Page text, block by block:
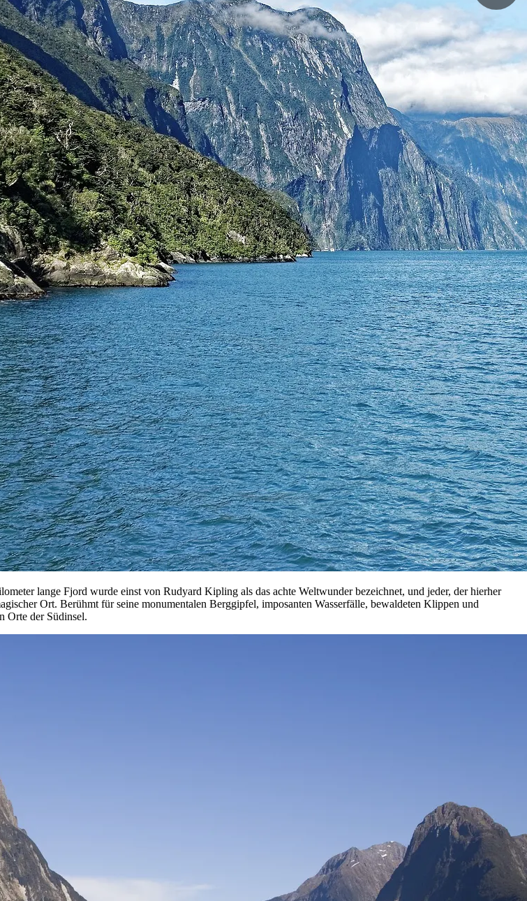
lange Fjord wurde einst von Rudyard Kipling als das achte Weltwunder bezeichnet, und jeder, der hierher
Ort. Berühmt für seine monumentalen Berggipfel, imposanten Wasserfälle, bewaldeten Klippen und
Orte der Südinsel.